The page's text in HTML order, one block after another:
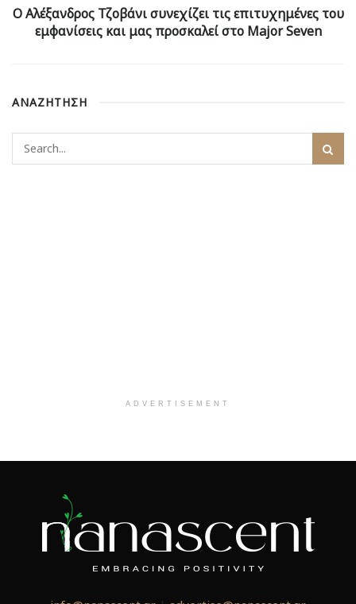
Ο Αλέξανδρος Τζοβάνι συνεχίζει τις επιτυχημένες του
εμφανίσεις και μας προσκαλεί στο Major Seven
ΑΝΑΖΗΤΗΣΗ
ADVERTISEMENT